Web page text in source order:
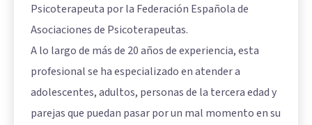
Psicoterapeuta por la Federación Española de
Asociaciones de Psicoterapeutas.
A lo largo de más de 20 años de experiencia, esta
profesional se ha especializado en atender a
adolescentes, adultos, personas de la tercera edad y
parejas que puedan pasar por un mal momento en su